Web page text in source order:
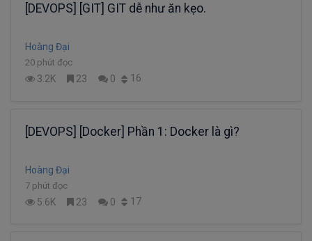
[DEVOPS] [GIT] GIT dễ như ăn kẹo.
Hoàng Đại
20 phút đọc
3.2K 23 0 16
[DEVOPS] [Docker] Phần 1: Docker là gì?
Hoàng Đại
7 phút đọc
5.6K 23 0 17